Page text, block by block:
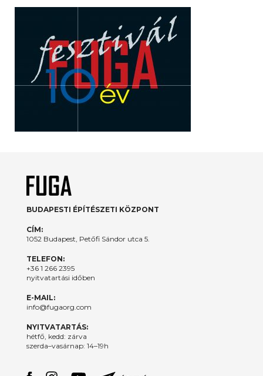
BUDAPESTI ÉPÍTÉSZETI KÖZPONT
CÍM:
1052 Budapest, Petőfi Sándor utca 5.
TELEFON:
+36 1 266 2395
nyitvatartási időben
E-MAIL:
info@fugaorg.com
NYITVATARTÁS:
hétfő, kedd: zárva
szerda–vasárnap: 14–19h